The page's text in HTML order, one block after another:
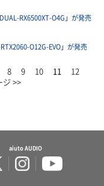
RX6500XT-O4G」が発売
O12G-EVO」が発売
8 9 10 11 12
ジ >>
aiuto AUDIO